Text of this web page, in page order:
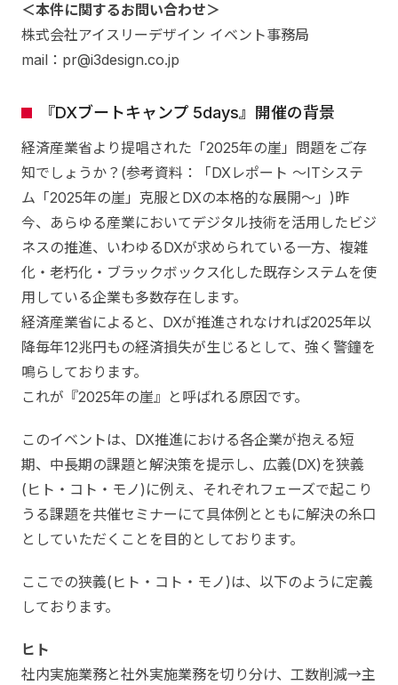
＜本件に関するお問い合わせ＞
株式会社アイスリーデザイン イベント事務局
mail：pr@i3design.co.jp
『DXブートキャンプ 5days』開催の背景
経済産業省より提唱された「2025年の崖」問題をご存
知でしょうか？(参考資料：「DXレポート ～ITシステ
ム「2025年の崖」克服とDXの本格的な展開～」)昨
今、あらゆる産業においてデジタル技術を活用したビジ
ネスの推進、いわゆるDXが求められている一方、複雑
化・老朽化・ブラックボックス化した既存システムを使
用している企業も多数存在します。
経済産業省によると、DXが推進されなければ2025年以
降毎年12兆円もの経済損失が生じるとして、強く警鐘を
鳴らしております。
これが『2025年の崖』と呼ばれる原因です。
このイベントは、DX推進における各企業が抱える短
期、中長期の課題と解決策を提示し、広義(DX)を狭義
(ヒト・コト・モノ)に例え、それぞれフェーズで起こり
うる課題を共催セミナーにて具体例とともに解決の糸口
としていただくことを目的としております。
ここでの狭義(ヒト・コト・モノ)は、以下のように定義
しております。
ヒト
社内実施業務と社外実施業務を切り分け、工数削減→主